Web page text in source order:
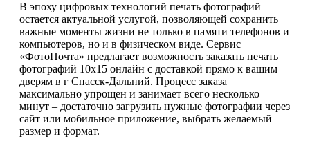
В эпоху цифровых технологий печать фотографий
остается актуальной услугой, позволяющей сохранить
важные моменты жизни не только в памяти телефонов и
компьютеров, но и в физическом виде. Сервис
«ФотоПочта» предлагает возможность заказать печать
фотографий 10х15 онлайн с доставкой прямо к вашим
дверям в г Спасск-Дальний. Процесс заказа
максимально упрощен и занимает всего несколько
минут – достаточно загрузить нужные фотографии через
сайт или мобильное приложение, выбрать желаемый
размер и формат.